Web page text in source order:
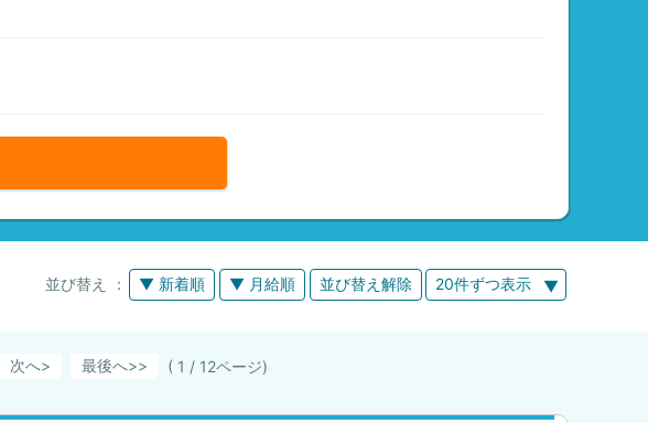
20件ずつ表示
並び替え ： ▼ 新着順 ▼ 月給順 並び替え解除
次へ> 最後へ ( 1 / 12ページ)